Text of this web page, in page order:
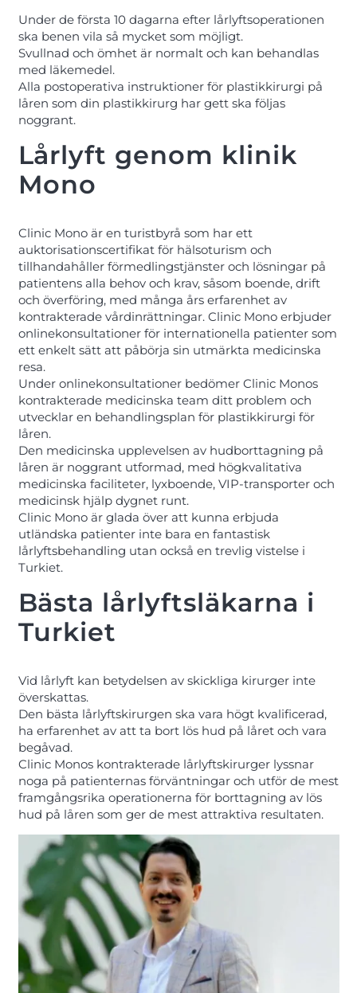
Under de första 10 dagarna efter lårlyftsoperationen
ska benen vila så mycket som möjligt.
Svullnad och ömhet är normalt och kan behandlas
med läkemedel.
Alla postoperativa instruktioner för plastikkirurgi på
låren som din plastikkirurg har gett ska följas
noggrant.
Lårlyft genom klinik
Mono
Clinic Mono är en turistbyrå som har ett
auktorisationscertifikat för hälsoturism och
tillhandahåller förmedlingstjänster och lösningar på
patientens alla behov och krav, såsom boende, drift
och överföring, med många års erfarenhet av
kontrakterade vårdinrättningar. Clinic Mono erbjuder
onlinekonsultationer för internationella patienter som
ett enkelt sätt att påbörja sin utmärkta medicinska
resa.
Under onlinekonsultationer bedömer Clinic Monos
kontrakterade medicinska team ditt problem och
utvecklar en behandlingsplan för plastikkirurgi för
låren.
Den medicinska upplevelsen av hudborttagning på
låren är noggrant utformad, med högkvalitativa
medicinska faciliteter, lyxboende, VIP-transporter och
medicinsk hjälp dygnet runt.
Clinic Mono är glada över att kunna erbjuda
utländska patienter inte bara en fantastisk
lårlyftsbehandling utan också en trevlig vistelse i
Turkiet.
Bästa lårlyftsläkarna i
Turkiet
Vid lårlyft kan betydelsen av skickliga kirurger inte
överskattas.
Den bästa lårlyftskirurgen ska vara högt kvalificerad,
ha erfarenhet av att ta bort lös hud på låret och vara
begåvad.
Clinic Monos kontrakterade lårlyftskirurger lyssnar
noga på patienternas förväntningar och utför de mest
framgångsrika operationerna för borttagning av lös
hud på låren som ger de mest attraktiva resultaten.